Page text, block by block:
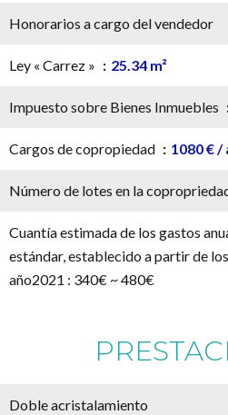
Honorarios a cargo del vendedor
Ley « Carrez » 25.34 m²
Impuesto sobre Bienes Inmuebles
Cargos de copropiedad 1080 € /
Número de lotes en la
Cuantía estimada de los gastos
estándar, establecido a partir de
año2021 : 340€ ~ 480€
Doble acristalamiento